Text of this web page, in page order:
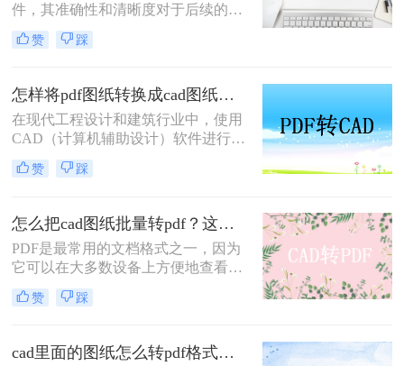
件，其准确性和清晰度对于后续的设
计、施工及交流至关重要。然而，在
实际应用中，我们常常需要将CAD图
或存档。那么怎么把一套cad图纸转
pdf呢？以下，将详细介绍几种将一套
CAD图纸转换为PDF格式的方法。
赞 踩
怎样将pdf图纸转换成cad图纸？这三个方法一定试试！
在现代工程设计和建筑行业中，使用
CAD（计算机辅助设计）软件进行图
纸绘制和编辑已经成为一种标准。然
而，有时我们可能需要将已有的PDF
行进一步的修改和编辑。本文将介绍
怎样将pdf图纸转换成cad图纸，方便
您的工作和项目进展。
赞 踩
怎么把cad图纸批量转pdf？这样批量转换，三个方法帮你搞定！
PDF是最常用的文档格式之一，因为
它可以在大多数设备上方便地查看和
打印。因此，将CAD图纸批量转换为
PDF格式可以帮助您更好地共享和存
图纸批量转pdf。
赞 踩
cad里面的图纸怎么转pdf格式？试试这3种方法！